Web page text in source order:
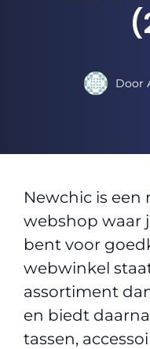
Door
Newchic is een
webshop waar
bent voor
webwinkel
assortiment
en biedt
tassen,